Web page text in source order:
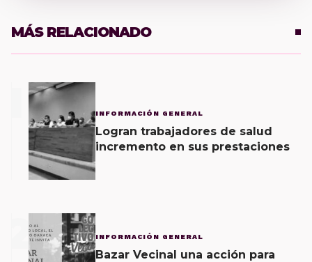
MÁS RELACIONADO
INFORMACIÓN GENERAL
Logran trabajadores de salud
incremento en sus prestaciones
2 INFORMACIÓN GENERAL
Bazar Vecinal una acción para